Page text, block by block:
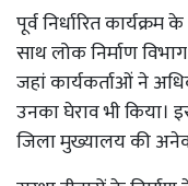
पूर्व निर्धारित
साथ लोक निर्माण
जहां कार्यकर्ताओं ने
उनका घेराव भी किया।
जिला मुख्यालय की